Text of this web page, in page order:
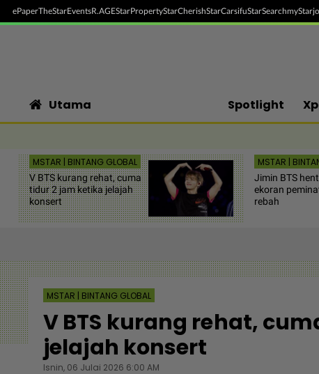
ePaperTheStarEventsR.AGEStarPropertyStarCherishStarCarsifuStarSearch
Utama Spotlight
MSTAR | BINTANG GLOBAL
V BTS kurang rehat, cuma
tidur 2 jam ketika jelajah
konsert
MSTAR |
Jimin BTS
ekoran
rebah
MSTAR | BINTANG GLOBAL
V BTS kurang rehat,
jelajah konsert
Isnin, 06 Julai 2026 6:00 AM